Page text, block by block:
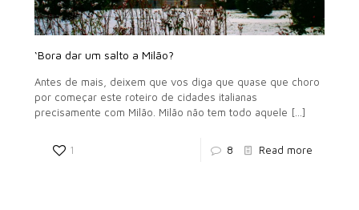
‘Bora dar um salto a Milão?
Antes de mais, deixem que vos diga que quase que choro
por começar este roteiro de cidades italianas
precisamente com Milão. Milão não tem todo aquele […]
1 8 Read more